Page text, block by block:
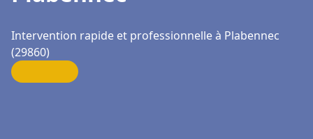
Intervention rapide et professionnelle à Plabennec
(29860)